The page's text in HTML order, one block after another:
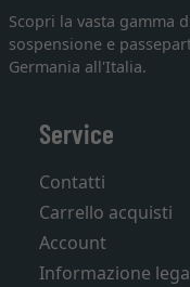
Scopri la vasta gamma
sospensione e
Germania all'Italia.
Service
Contatti
Carrello acquisti
Account
Informazione